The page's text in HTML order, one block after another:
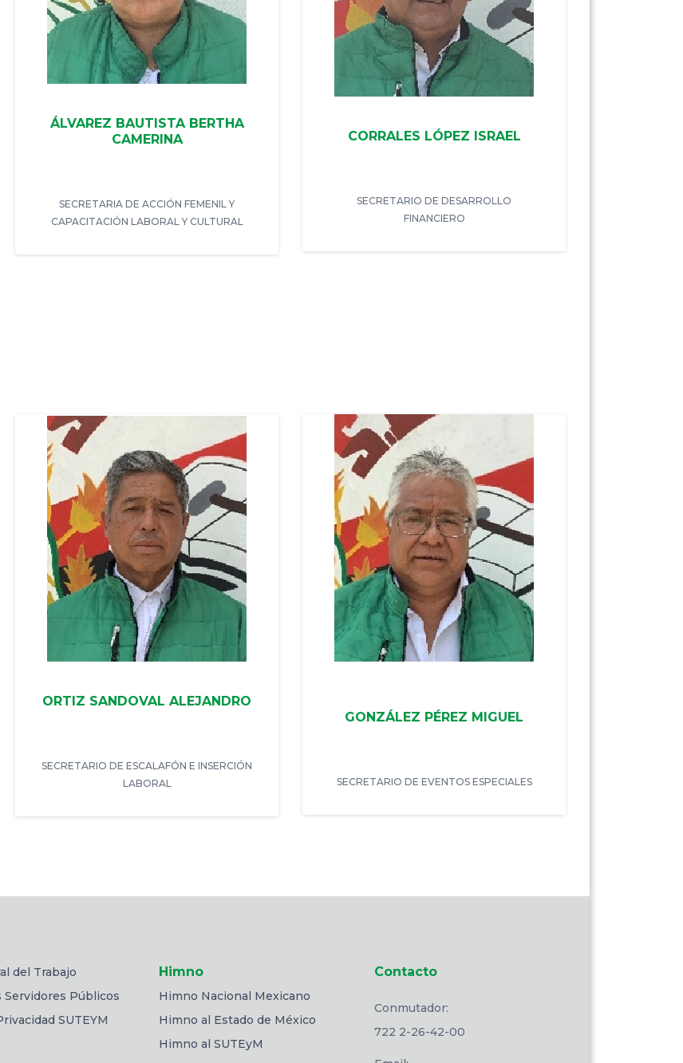
ÁLVAREZ BAUTISTA BERTHA
CAMERINA
SECRETARIA DE ACCIÓN FEMENIL Y
CAPACITACIÓN LABORAL Y CULTURAL
CORRALES LÓPEZ ISRAEL
SECRETARIO DE DESARROLLO
FINANCIERO
ORTIZ SANDOVAL ALEJANDRO
SECRETARIO DE ESCALAFÓN E INSERCIÓN
LABORAL
GONZÁLEZ PÉREZ MIGUEL
SECRETARIO DE EVENTOS ESPECIALES
del Trabajo
Servidores Públicos
SUTEYM
Himno
Himno Nacional Mexicano
Himno al Estado de México
Himno al SUTEyM
Contacto
Conmutador:
722 2-26-42-00